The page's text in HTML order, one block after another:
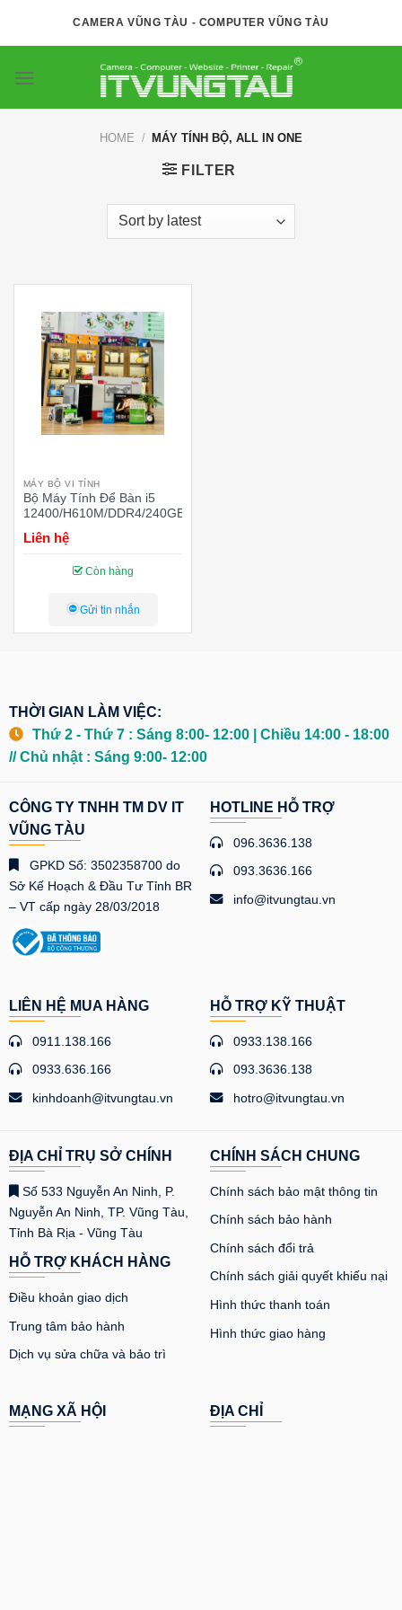
CAMERA VŨNG TÀU - COMPUTER VŨNG TÀU
HOME / MÁY TÍNH BỘ, ALL IN ONE
FILTER
MÁY BỘ VI TÍNH
Bộ Máy Tính Để Bàn i5
12400/H610M/DDR4/240GB/550W
Liên hệ
Còn hàng
Gửi tin nhắn
THỜI GIAN LÀM VIỆC:
Thứ 2 - Thứ 7 : Sáng 8:00- 12:00 | Chiều 14:00 - 18:00
// Chủ nhật : Sáng 9:00- 12:00
CÔNG TY TNHH TM DV IT
VŨNG TÀU
GPKD Số: 3502358700 do
Sở Kế Hoạch & Đầu Tư Tỉnh BR
– VT cấp ngày 28/03/2018
HOTLINE HỖ TRỢ
096.3636.138
093.3636.166
info@itvungtau.vn
LIÊN HỆ MUA HÀNG
0911.138.166
0933.636.166
kinhdoanh@itvungtau.vn
HỖ TRỢ KỸ THUẬT
0933.138.166
093.3636.138
hotro@itvungtau.vn
ĐỊA CHỈ TRỤ SỞ CHÍNH
Số 533 Nguyễn An Ninh, P.
Nguyễn An Ninh, TP. Vũng Tàu,
Tỉnh Bà Rịa - Vũng Tàu
HỖ TRỢ KHÁCH HÀNG
Điều khoản giao dịch
Trung tâm bảo hành
Dịch vụ sửa chữa và bảo trì
CHÍNH SÁCH CHUNG
Chính sách bảo mật thông tin
Chính sách bảo hành
Chính sách đổi trả
Chính sách giải quyết khiếu nại
Hình thức thanh toán
Hình thức giao hàng
MẠNG XÃ HỘI ĐỊA CHỈ